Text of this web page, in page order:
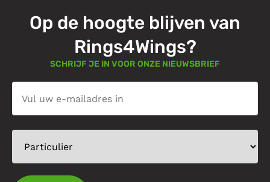
Op de hoogte blijven van
Rings4Wings?
SCHRIJF JE IN VOOR ONZE NIEUWSBRIEF